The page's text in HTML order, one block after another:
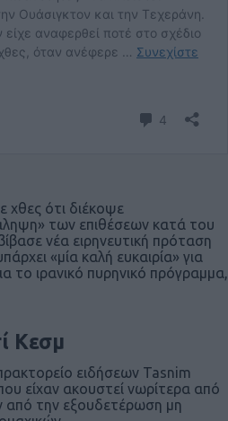
ότι διέκοψε
των επιθέσεων κατά του
νέα ειρηνευτική πρόταση
«μία καλή ευκαιρία» για
το ιρανικό πυρηνικό πρόγραμμα,
Κεσμ
ειδήσεων Tasnim
είχαν ακουστεί νωρίτερα από
από την εξουδετέρωση μη